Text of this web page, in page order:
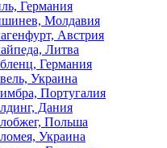
Германия
Молдавия
Австрия
Литва
Германия
Украина
Португалия
Дания
Польша
Украина